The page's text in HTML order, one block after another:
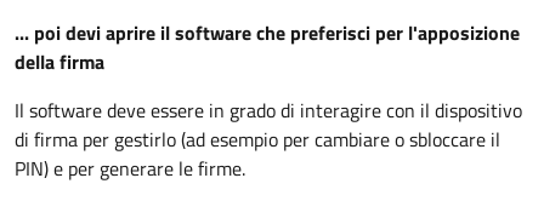
... poi devi aprire il software che preferisci per l'apposizione
della firma
Il software deve essere in grado di interagire con il dispositivo
di firma per gestirlo (ad esempio per cambiare o sbloccare il
PIN) e per generare le firme.